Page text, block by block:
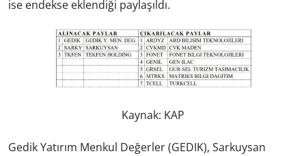
ise endekse eklendiği paylaşıldı.
Kaynak: KAP
Gedik Yatırım Menkul Değerler (GEDIK), Sarkuysan